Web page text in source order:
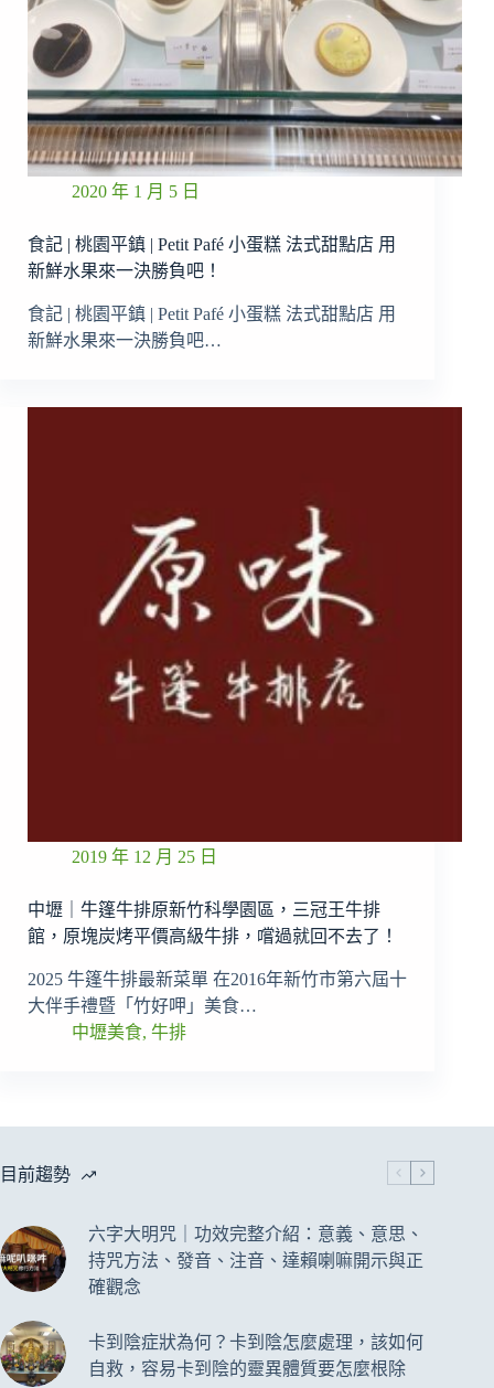
2020 年 1 月 5 日
食記 | 桃園平鎮 | Petit Pafé 小蛋糕 法式甜點店 用
新鮮水果來一決勝負吧！
食記 | 桃園平鎮 | Petit Pafé 小蛋糕 法式甜點店 用
新鮮水果來一決勝負吧…
2019 年 12 月 25 日
中壢｜牛篷牛排原新竹科學園區，三冠王牛排
館，原塊炭烤平價高級牛排，嚐過就回不去了！
2025 牛篷牛排最新菜單 在2016年新竹市第六屆十
大伴手禮暨「竹好呷」美食…
中壢美食, 牛排
目前趨勢
六字大明咒｜功效完整介紹：意義、意思、
持咒方法、發音、注音、達賴喇嘛開示與正
確觀念
卡到陰症狀為何？卡到陰怎麼處理，該如何
自救，容易卡到陰的靈異體質要怎麼根除